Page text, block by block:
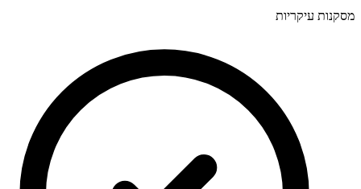
מסקנות עיקריות